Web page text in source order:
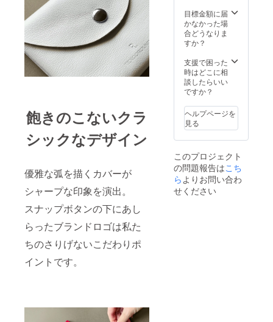
飽きのこないクラ
シックなデザイン
優雅な弧を描くカバーが
シャープな印象を演出。
スナップボタンの下にあし
らったブランドロゴは私た
ちのさりげないこだわりポ
イントです。
様のご
住所を
ご記入
10%、
ポリエ
ステル
10% ※
に追跡
可能な
メール
便での
なりま
す。 ※
複数の
送付先
送は出
来かね
ます。
※必ずご
購入者
目標金額に届
かなかった場
合どうなりま
すか？
支援で困った
時はどこに相
談したらいい
ですか？
ヘルプページを
見る
このプロジェクト
の問題報告はこち
らよりお問い合わ
せください